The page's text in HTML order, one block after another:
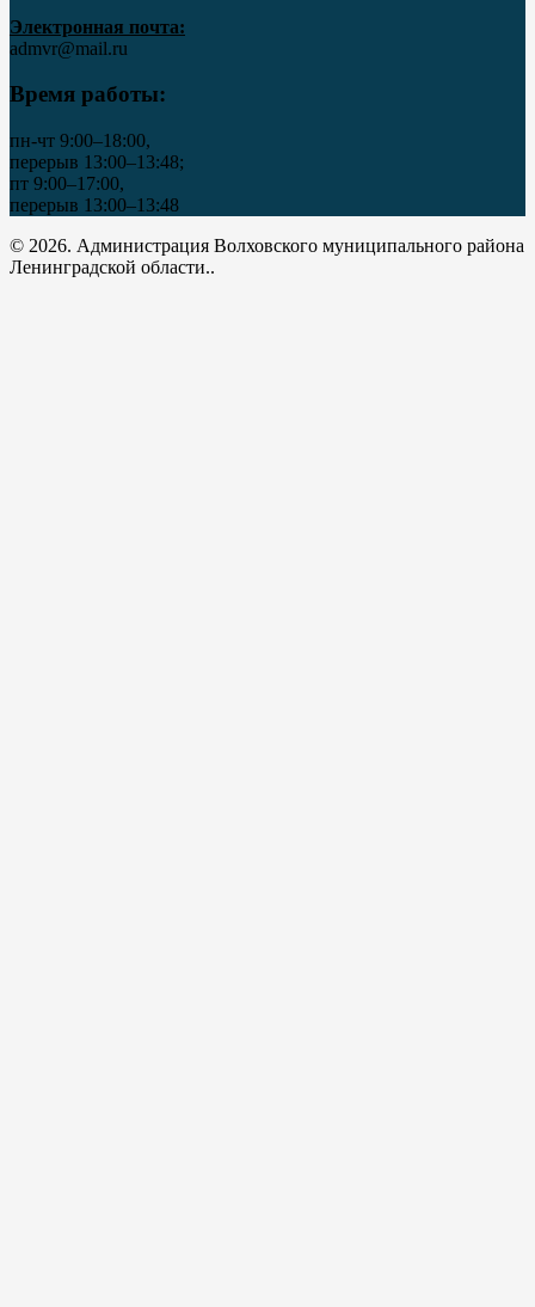
Электронная почта:
admvr@mail.ru
Время работы:
пн-чт 9:00–18:00,
перерыв 13:00–13:48;
пт 9:00–17:00,
перерыв 13:00–13:48
© 2026. Администрация Волховского муниципального района
Ленинградской области..